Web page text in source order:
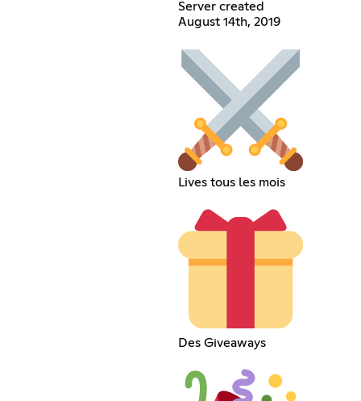
Server created
August 14th, 2019
Lives tous les mois
Des Giveaways